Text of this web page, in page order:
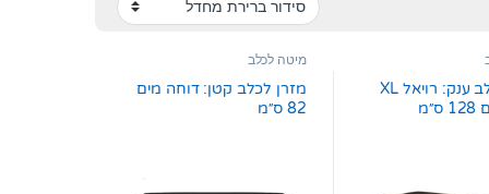
מזרן לכלב ענק: רויאל XL
מיטה לכלב
מזרן לכלב קטן: דוחה מים
82 ס״מ